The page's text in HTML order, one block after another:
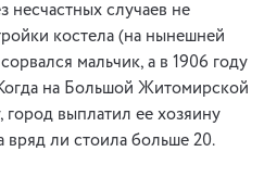
несчастных случаев не
костела (на нынешней
мальчик, а в 1906 году
на Большой Житомирской
город выплатил ее хозяину
вряд ли стоила больше 20.